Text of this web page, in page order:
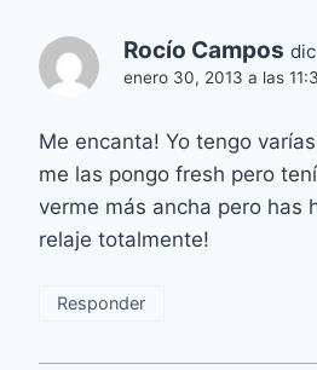
Rocío Campos
enero 30, 2013 a las
Me encanta! Yo tengo
me las pongo fresh pero
verme más ancha pero has
relaje totalmente!
Responder